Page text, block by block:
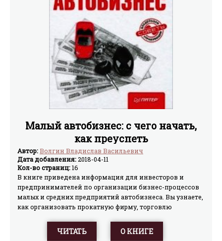
Малый автобизнес: с чего начать,
как преуспеть
Автор:Волгин Владислав Васильевич
Дата добавления:2018-04-11
Кол-во страниц:16
В книге приведена информация для инвесторов и
предпринимателей по организации бизнес-процессов
малых и средних предприятий автобизнеса. Вы узнаете,
как организовать прокатную фирму, торговлю
др. угое. В издании рассмотрены реальные и успешно
работающие процедуры и методики, основанные на
ЧИТАТЬ О КНИГЕ